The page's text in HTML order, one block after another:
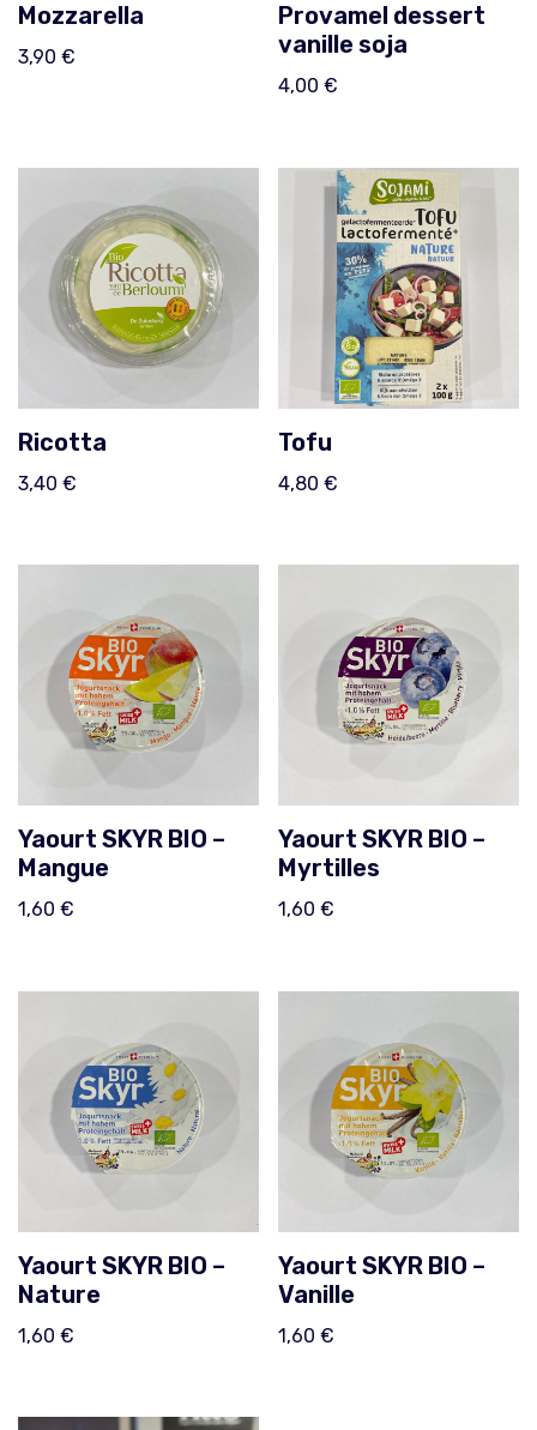
Mozzarella
3,90 €
Provamel dessert
vanille soja
4,00€
Ricotta
3,40 €
Tofu
4,80€
Yaourt SKYR BIO –
Mangue
1,60 €
Yaourt SKYR BIO –
Myrtilles
1,60€
Yaourt SKYR BIO –
Nature
1,60 €
Yaourt SKYR BIO –
Vanille
1,60€